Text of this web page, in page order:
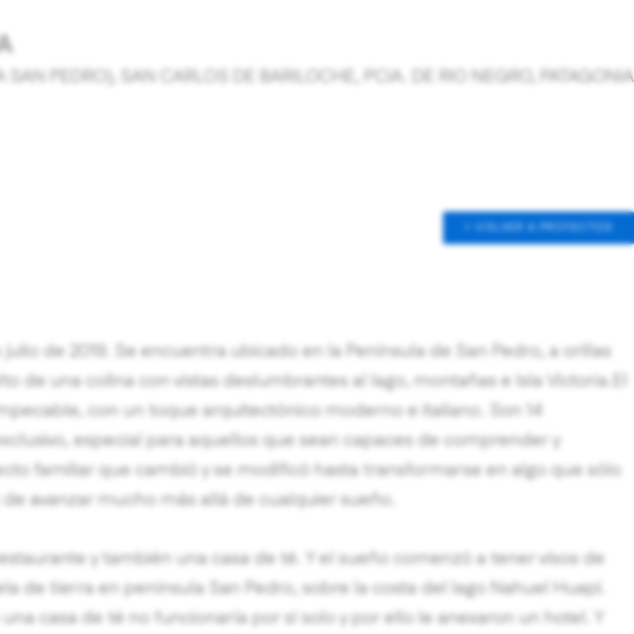
PEDRO), SAN CARLOS DE BARILOCHE, PCIA. DE RIO NEGRO, PATAGONIA
< VOLVER A PROYECTOS
de 2019. Se encuentra ubicado en la Península de San Pedro, a orillas
de una colina con vistas deslumbrantes al lago, montañas e Isla Victoria.El
con un toque arquitectónico moderno e italiano. Son 14
especial para aquellos que sean capaces de comprender y
familiar que cambió y se modificó hasta transformarse en algo que sólo
avanzar mucho más allá de cualquier sueño.
y también una casa de té. Y el sueño comenzó a tener visos de
de tierra en península San Pedro, sobre la costa del lago Nahuel Huapi.
casa de té no funcionaría por sí solo y por ello le anexaron un hotel. Y